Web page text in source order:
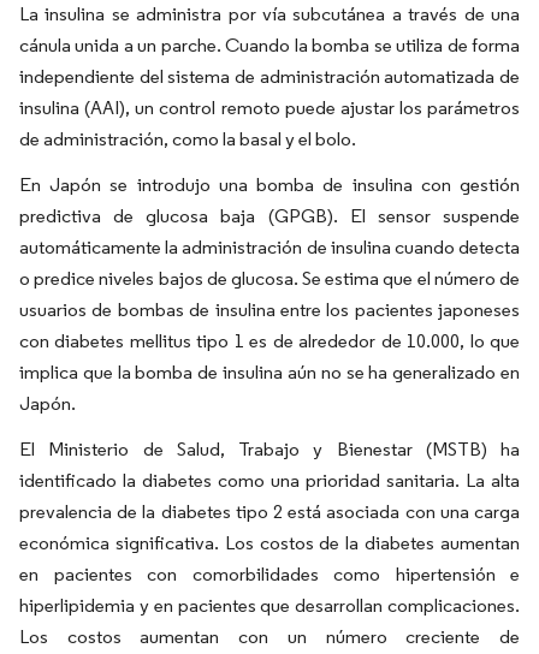
La insulina se administra por vía subcutánea a través de una
cánula unida a un parche. Cuando la bomba se utiliza de forma
independiente del sistema de administración automatizada de
insulina (AAI), un control remoto puede ajustar los parámetros
de administración, como la basal y el bolo.
En Japón se introdujo una bomba de insulina con gestión
predictiva de glucosa baja (GPGB). El sensor suspende
automáticamente la administración de insulina cuando detecta
o predice niveles bajos de glucosa. Se estima que el número de
usuarios de bombas de insulina entre los pacientes japoneses
con diabetes mellitus tipo 1 es de alrededor de 10.000, lo que
implica que la bomba de insulina aún no se ha generalizado en
Japón.
El Ministerio de Salud, Trabajo y Bienestar (MSTB) ha
identificado la diabetes como una prioridad sanitaria. La alta
prevalencia de la diabetes tipo 2 está asociada con una carga
económica significativa. Los costos de la diabetes aumentan
en pacientes con comorbilidades como hipertensión e
hiperlipidemia y en pacientes que desarrollan complicaciones.
Los costos aumentan con un número creciente de